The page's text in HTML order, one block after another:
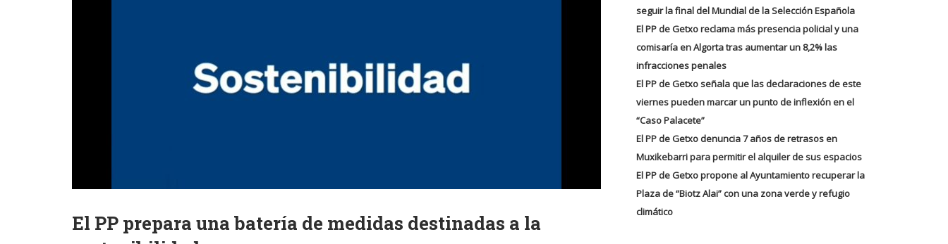
El PP prepara una batería de medidas destinadas a la
seguir la final del Mundial de la Selección Española
El PP de Getxo reclama más presencia policial y una
comisaría en Algorta tras aumentar un 8,2% las
infracciones penales
El PP de Getxo señala que las declaraciones de este
viernes pueden marcar un punto de inflexión en el
“Caso Palacete”
El PP de Getxo denuncia 7 años de retrasos en
Muxikebarri para permitir el alquiler de sus espacios
El PP de Getxo propone al Ayuntamiento recuperar la
Plaza de “Biotz Alai” con una zona verde y refugio
climático